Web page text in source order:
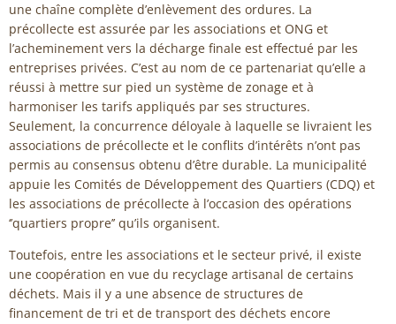
une chaîne complète d’enlèvement des ordures. La
précollecte est assurée par les associations et ONG et
l’acheminement vers la décharge finale est effectué par les
entreprises privées. C’est au nom de ce partenariat qu’elle a
réussi à mettre sur pied un système de zonage et à
harmoniser les tarifs appliqués par ses structures.
Seulement, la concurrence déloyale à laquelle se livraient les
associations de précollecte et le conflits d’intérêts n’ont pas
permis au consensus obtenu d’être durable. La municipalité
appuie les Comités de Développement des Quartiers (CDQ) et
les associations de précollecte à l’occasion des opérations
‘’quartiers propre’’ qu’ils organisent.
Toutefois, entre les associations et le secteur privé, il existe
une coopération en vue du recyclage artisanal de certains
déchets. Mais il y a une absence de structures de
financement de tri et de transport des déchets encore